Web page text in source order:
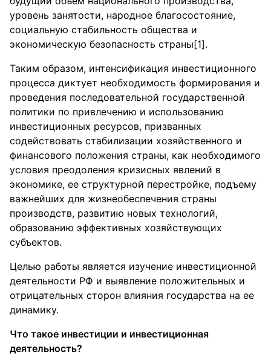
уровень занятости, народное благосостояние,
социальную стабильность общества и
экономическую безопасность страны[1].
Таким образом, интенсификация инвестиционного
процесса диктует необходимость формирования и
проведения последовательной государственной
политики по привлечению и использованию
инвестиционных ресурсов, призванных
содействовать стабилизации хозяйственного и
финансового положения страны, как необходимого
условия преодоления кризисных явлений в
экономике, ее структурной перестройке, подъему
важнейших для жизнеобеспечения страны
производств, развитию новых технологий,
образованию эффективных хозяйствующих
субъектов.
Целью работы является изучение инвестиционной
деятельности РФ и выявление положительных и
отрицательных сторон влияния государства на ее
динамику.
Что такое инвестиции и инвестиционная
деятельность?